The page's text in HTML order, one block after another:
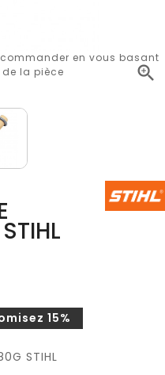

en vous basant
la pièce
15%
STIHL